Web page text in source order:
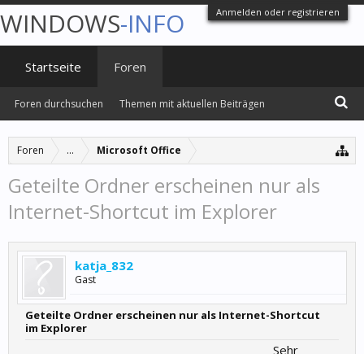
Anmelden oder registrieren
Foren ... Microsoft Office
Geteilte Ordner erscheinen nur als
Internet-Shortcut im Explorer
katja_832
Gast
Geteilte Ordner erscheinen nur als Internet-Shortcut
im Explorer
Sehr
WINDOWS-INFO
Startseite Foren
Foren durchsuchen Themen mit aktuellen Beiträgen